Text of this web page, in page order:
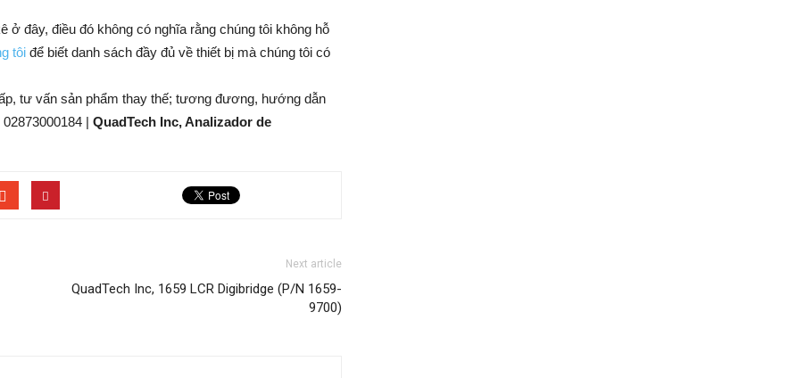
ở đây, điều đó không có nghĩa rằng chúng tôi không hỗ
tôi để biết danh sách đầy đủ về thiết bị mà chúng tôi có
tư vấn sản phẩm thay thế; tương đương, hướng dẫn
| QuadTech Inc, Analizador de
Next article
QuadTech Inc, 1659 LCR Digibridge (P/N 1659-
9700)